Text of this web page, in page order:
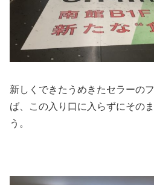
新しくできたうめきたセラーの
ば、この入り口に入らずにその
う。